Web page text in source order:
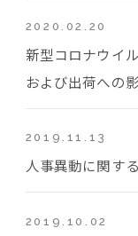
2020.02.20
新型コロナウイ
および出荷への
2019.11.13
人事異動に関す
2019.10.02